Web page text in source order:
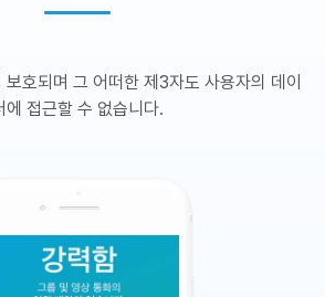
호되며 그 어떠한 제3자도 사용자의 데이
에 접근할 수 없습니다.